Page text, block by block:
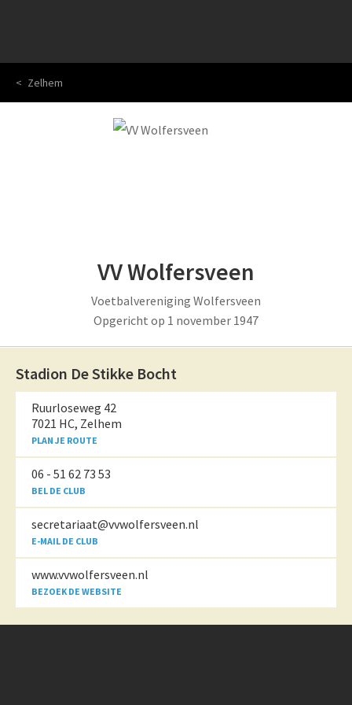
Zelhem
VV Wolfersveen
Voetbalvereniging Wolfersveen
Opgericht op 1 november 1947
Stadion De Stikke Bocht
Ruurloseweg 42
7021 HC, Zelhem
PLAN JE ROUTE
06 - 51 62 73 53
BEL DE CLUB
secretariaat@vvwolfersveen.nl
E-MAIL DE CLUB
www.vvwolfersveen.nl
BEZOEK DE WEBSITE